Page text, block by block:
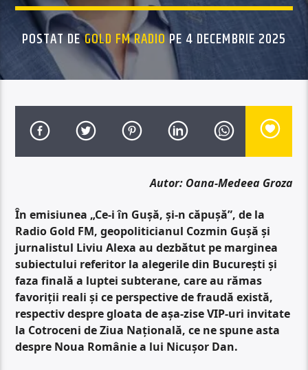
POSTAT DEGOLD FM RADIOPE 4 DECEMBRIE 2025
Autor: Oana-Medeea Groza
În emisiunea „Ce-i în Gușă, și-n căpușă”, de la
Radio Gold FM, geopoliticianul Cozmin Gușă și
jurnalistul Liviu Alexa au dezbătut pe marginea
subiectului referitor la alegerile din București și
faza finală a luptei subterane, care au rămas
favoriții reali și ce perspective de fraudă există,
respectiv despre gloata de așa-zise VIP-uri invitate
la Cotroceni de Ziua Națională, ce ne spune asta
despre Noua Românie a lui Nicușor Dan.